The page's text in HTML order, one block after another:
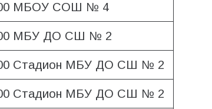
МБОУ СОШ № 4
МБУ ДО СШ № 2
Стадион МБУ ДО СШ № 2
Стадион МБУ ДО СШ № 2